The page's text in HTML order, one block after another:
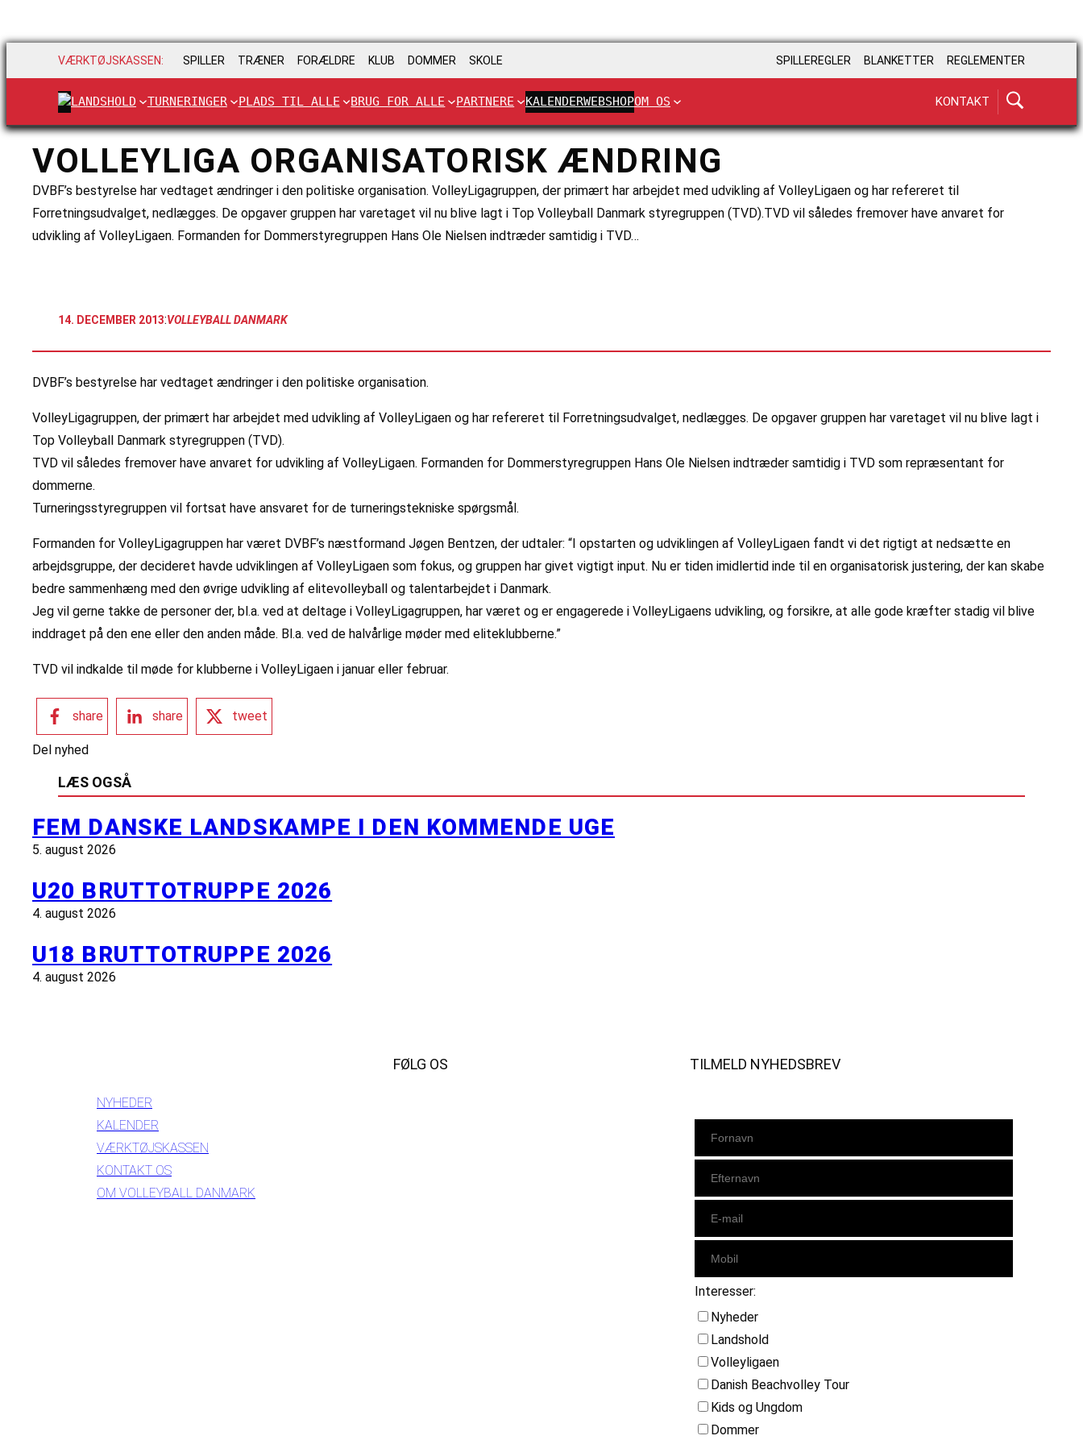
VÆRKTØJSKASSEN: SPILLER TRÆNER FORÆLDRE KLUB DOMMER SKOLE SPILLEREGLER BLANKETTER REGLEMENTER
LANDSHOLD TURNERINGER PLADS TIL ALLE BRUG FOR ALLE PARTNERE KALENDERWEBSHOPOM OS KONTAKT
VOLLEYLIGA ORGANISATORISK ÆNDRING
DVBF’s bestyrelse har vedtaget ændringer i den politiske organisation. VolleyLigagruppen, der primært har arbejdet med udvikling af VolleyLigaen og har refereret til
Forretningsudvalget, nedlægges. De opgaver gruppen har varetaget vil nu blive lagt i Top Volleyball Danmark styregruppen (TVD).TVD vil således fremover have anvaret for
udvikling af VolleyLigaen. Formanden for Dommerstyregruppen Hans Ole Nielsen indtræder samtidig i TVD…
14. DECEMBER 2013:VOLLEYBALL DANMARK
DVBF’s bestyrelse har vedtaget ændringer i den politiske organisation.
VolleyLigagruppen, der primært har arbejdet med udvikling af VolleyLigaen og har refereret til Forretningsudvalget, nedlægges. De opgaver gruppen har varetaget vil nu blive lagt i
Top Volleyball Danmark styregruppen (TVD).
TVD vil således fremover have anvaret for udvikling af VolleyLigaen. Formanden for Dommerstyregruppen Hans Ole Nielsen indtræder samtidig i TVD som repræsentant for
dommerne.
Turneringsstyregruppen vil fortsat have ansvaret for de turneringstekniske spørgsmål.
Formanden for VolleyLigagruppen har været DVBF’s næstformand Jøgen Bentzen, der udtaler: “I opstarten og udviklingen af VolleyLigaen fandt vi det rigtigt at nedsætte en
arbejdsgruppe, der decideret havde udviklingen af VolleyLigaen som fokus, og gruppen har givet vigtigt input. Nu er tiden imidlertid inde til en organisatorisk justering, der kan skabe
bedre sammenhæng med den øvrige udvikling af elitevolleyball og talentarbejdet i Danmark.
Jeg vil gerne takke de personer der, bl.a. ved at deltage i VolleyLigagruppen, har været og er engagerede i VolleyLigaens udvikling, og forsikre, at alle gode kræfter stadig vil blive
inddraget på den ene eller den anden måde. Bl.a. ved de halvårlige møder med eliteklubberne.”
TVD vil indkalde til møde for klubberne i VolleyLigaen i januar eller februar.
share share tweet
Del nyhed
LÆS OGSÅ
FEM DANSKE LANDSKAMPE I DEN KOMMENDE UGE
5. august 2026
U20 BRUTTOTRUPPE 2026
4. august 2026
U18 BRUTTOTRUPPE 2026
4. august 2026
NYHEDER
KALENDER
VÆRKTØJSKASSEN
KONTAKT OS
OM VOLLEYBALL DANMARK
FØLG OS TILMELD NYHEDSBREV
Interesser:
Nyheder
Landshold
Volleyligaen
Danish Beachvolley Tour
Kids og Ungdom
Dommer